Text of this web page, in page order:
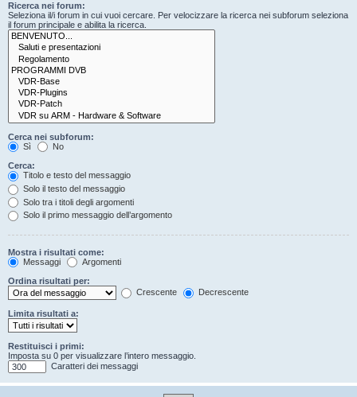
Ricerca nei forum:
Seleziona il/i forum in cui vuoi cercare. Per velocizzare la ricerca nei subforum seleziona
il forum principale e abilita la ricerca.
Cerca nei subforum:
Sì
No
Cerca:
Titolo e testo del messaggio
Solo il testo del messaggio
Solo tra i titoli degli argomenti
Solo il primo messaggio dell’argomento
Mostra i risultati come:
Messaggi
Argomenti
Ordina risultati per:
Crescente
Decrescente
Limita risultati a:
Restituisci i primi:
Imposta su 0 per visualizzare l’intero messaggio.
Caratteri dei messaggi